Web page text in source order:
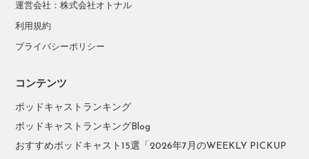
運営会社：株式会社オトナル
利用規約
プライバシーポリシー
コンテンツ
ポッドキャストランキング
ポッドキャストランキングBlog
おすすめポッドキャスト15選「2026年7月のWEEKLY PICKUP